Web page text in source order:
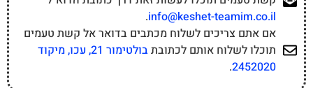
info@keshet-teamim.co.il
.
אם אתם צריכים לשלוח מכתבים בדואר אל קשת טעמים
תוכלו לשלוח אותם לכתובת
בולטימור 21, עכו, מיקוד
2452020
.